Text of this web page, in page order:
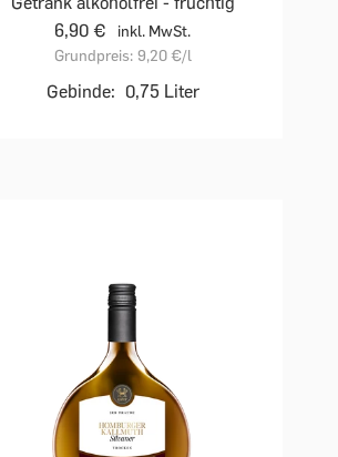
6,90 €
inkl. MwSt.
Grundpreis: 9,20 €/l
Gebinde: 0,75 Liter